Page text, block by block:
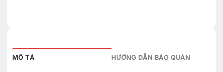
MÔ TẢ HƯỚNG DẪN BẢO QUẢN